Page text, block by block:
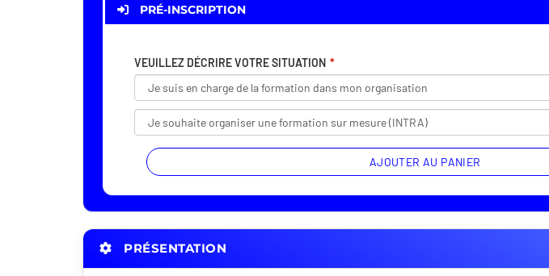
PRÉ-INSCRIPTION
VEUILLEZ DÉCRIRE VOTRE SITUATION
AJOUTER AU PANIER
PRÉSENTATION